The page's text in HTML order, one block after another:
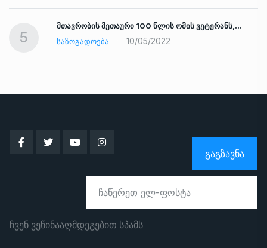
5
მთავრობის მეთაური 100 წლის ომის ვეტერანს,…
ᲡᲐᲖᲝᲒᲐᲓᲝᲔᲑᲐ
10/05/2022
ᲒᲐᲒᲖᲐᲕᲜᲐ
ჩვენ ვეწინააღმდეგებით სპამს